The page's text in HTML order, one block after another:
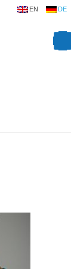
EN DE